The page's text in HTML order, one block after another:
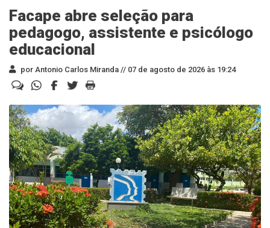
Facape abre seleção para
pedagogo, assistente e psicólogo
educacional
por Antonio Carlos Miranda // 07 de agosto de 2026 às 19:24